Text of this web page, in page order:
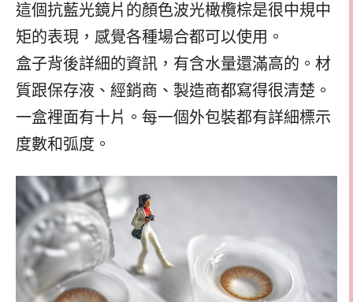
這個抗藍光鏡片的顏色波光橄欖棕是很中規中
矩的表現，感覺各種場合都可以使用。
盒子背後詳細的資訊，有含水量還滿高的。材
質跟保存液、經銷商、製造商都寫得很清楚。
一盒裡面有十片。每一個外包裝都有詳細標示
度數和弧度。